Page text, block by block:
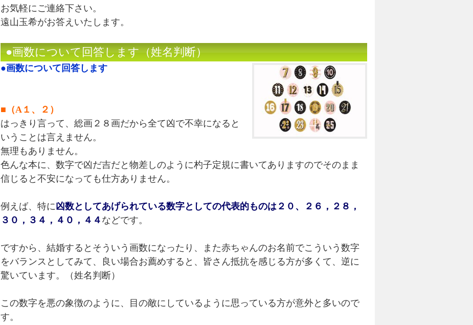
お気軽にご連絡下さい。
遠山玉希がお答えいたします。
●画数について回答します（姓名判断）
●画数について回答します
■（A１、２）
はっきり言って、総画２８画だから全て凶で不幸になると
いうことは言えません。
無理もありません。
色んな本に、数字で凶だ吉だと物差しのように杓子定規に書いてありますのでそのまま
信じると不安になっても仕方ありません。
例えば、特に 凶数としてあげられている数字としての代表的ものは２０、２６，２８，
３０，３４，４０，４４ などです。
ですから、結婚するとそういう画数になったり、また赤ちゃんのお名前でこういう数字
をバランスとしてみて、良い場合お薦めすると、皆さん抵抗を感じる方が多くて、逆に
驚いています。（姓名判断）
この数字を悪の象徴のように、目の敵にしているように思っている方が意外と多いので
す。